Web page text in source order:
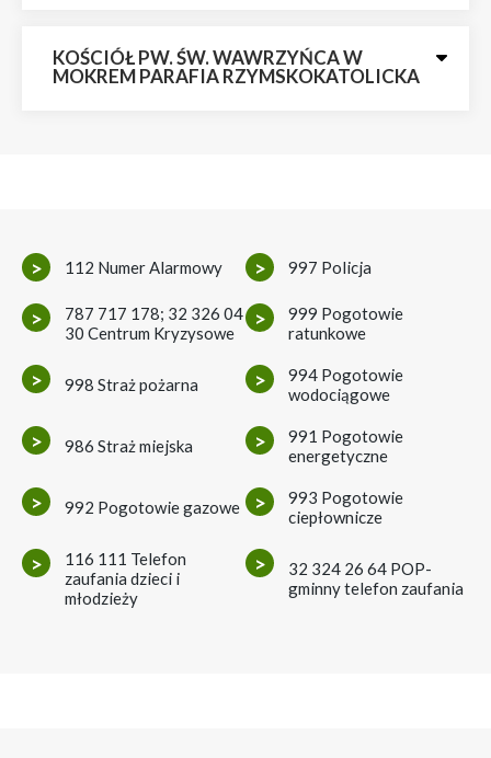
KOŚCIÓŁ PW. ŚW. WAWRZYŃCA W
MOKREM PARAFIA RZYMSKOKATOLICKA
> 112 Numer Alarmowy > 997 Policja
>
787 717 178; 32 326 04
30 Centrum Kryzysowe
>
999 Pogotowie
ratunkowe
> 998 Straż pożarna >
994 Pogotowie
wodociągowe
> 986 Straż miejska >
991 Pogotowie
energetyczne
> 992 Pogotowie gazowe >
993 Pogotowie
ciepłownicze
>
116 111 Telefon
zaufania dzieci i
młodzieży
>
32 324 26 64 POP-
gminny telefon zaufania